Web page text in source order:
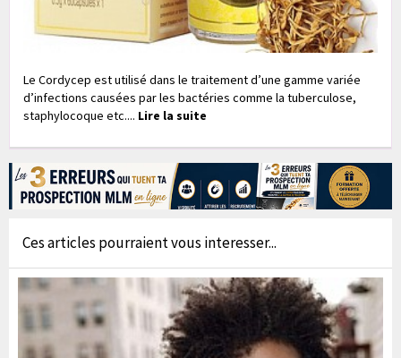
Le Cordycep est utilisé dans le traitement d’une gamme variée
d’infections causées par les bactéries comme la tuberculose,
staphylocoque etc.... Lire la suite
Ces articles pourraient vous interesser...